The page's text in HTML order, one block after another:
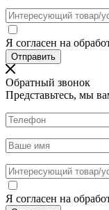
Я согласен на
Обратный звонок
Представьтесь, мы
Я согласен на